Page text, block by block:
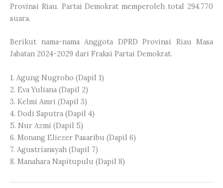
Provinsi Riau. Partai Demokrat memperoleh total 294.770
suara.
Berikut nama-nama Anggota DPRD Provinsi Riau Masa
Jabatan 2024-2029 dari Fraksi Partai Demokrat.
1. Agung Nugroho (Dapil 1)
2. Eva Yuliana (Dapil 2)
3. Kelmi Amri (Dapil 3)
4. Dodi Saputra (Dapil 4)
5. Nur Azmi (Dapil 5)
6. Monang Eliezer Pasaribu (Dapil 6)
7. Agustriansyah (Dapil 7)
8. Manahara Napitupulu (Dapil 8)